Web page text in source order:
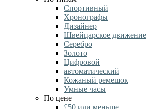
Спортивный
Хронографы
Дизайнер
Швейцарское движение
Серебро
Золото
Цифровой
автоматический
Кожаный ремешок
Умные часы
По цене
£50 или меньше